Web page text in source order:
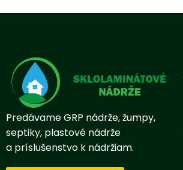
Predávame GRP nádrže, žumpy,
septiky, plastové nádrže
a príslušenstvo k nádržiam.